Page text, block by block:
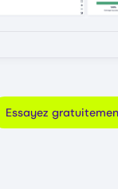
Essayez